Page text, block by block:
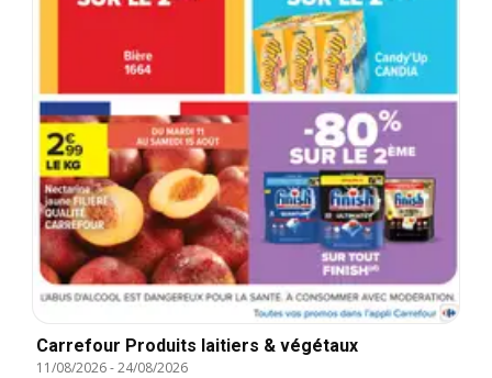
Carrefour Produits laitiers & végétaux
11/08/2026-24/08/2026